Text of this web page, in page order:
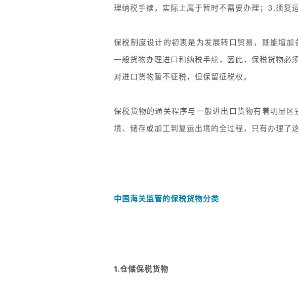
理纳税手续，实际上属于暂时不需要办理；3.须复运
保税制度设计的初衷是为发展转口贸易，既能增
一般货物办理进口和纳税手续，因此，保税货物必
对进口货物暂不征税，但保留征税权。
保税货物的通关程序与一般进出口货物有着明显
境、储存或加工到复运出境的全过程，只有办理了
中国海关监管的保税货物分类
1.仓储保税货物